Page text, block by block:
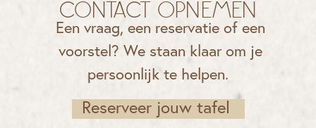
Contact opnemen
Een vraag, een reservatie of een
voorstel? We staan klaar om je
persoonlijk te helpen.
Reserveer jouw tafel